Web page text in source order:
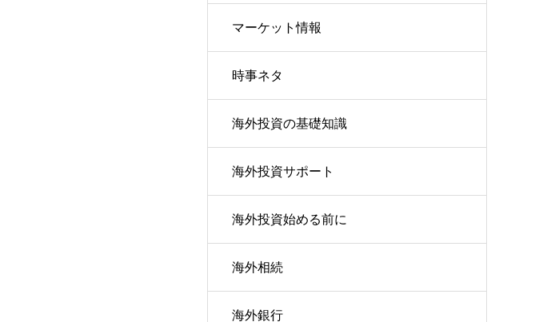
マーケット情報
時事ネタ
海外投資の基礎知識
海外投資サポート
海外投資始める前に
海外相続
海外銀行